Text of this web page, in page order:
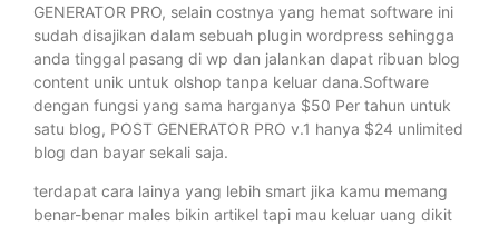
GENERATOR PRO, selain costnya yang hemat software ini
sudah disajikan dalam sebuah plugin wordpress sehingga
anda tinggal pasang di wp dan jalankan dapat ribuan blog
content unik untuk olshop tanpa keluar dana.Software
dengan fungsi yang sama harganya $50 Per tahun untuk
satu blog, POST GENERATOR PRO v.1 hanya $24 unlimited
blog dan bayar sekali saja.
terdapat cara lainya yang lebih smart jika kamu memang
benar-benar males bikin artikel tapi mau keluar uang dikit